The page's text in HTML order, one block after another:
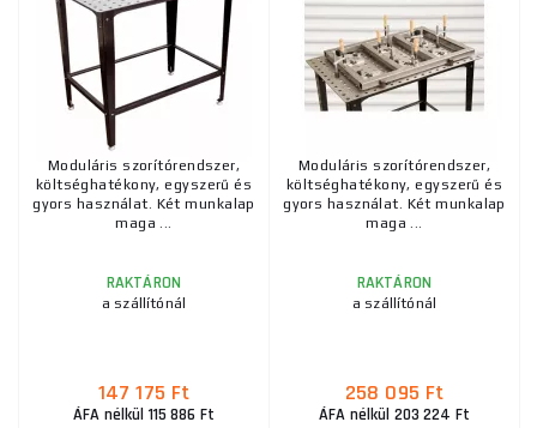
Moduláris szorítórendszer,
költséghatékony, egyszerű és
gyors használat. Két munkalap
maga ...
RAKTÁRON
a szállítónál
147 175 Ft
ÁFA nélkül 115 886 Ft
Moduláris szorítórendszer,
költséghatékony, egyszerű és
gyors használat. Két munkalap
maga ...
RAKTÁRON
a szállítónál
258 095 Ft
ÁFA nélkül 203 224 Ft